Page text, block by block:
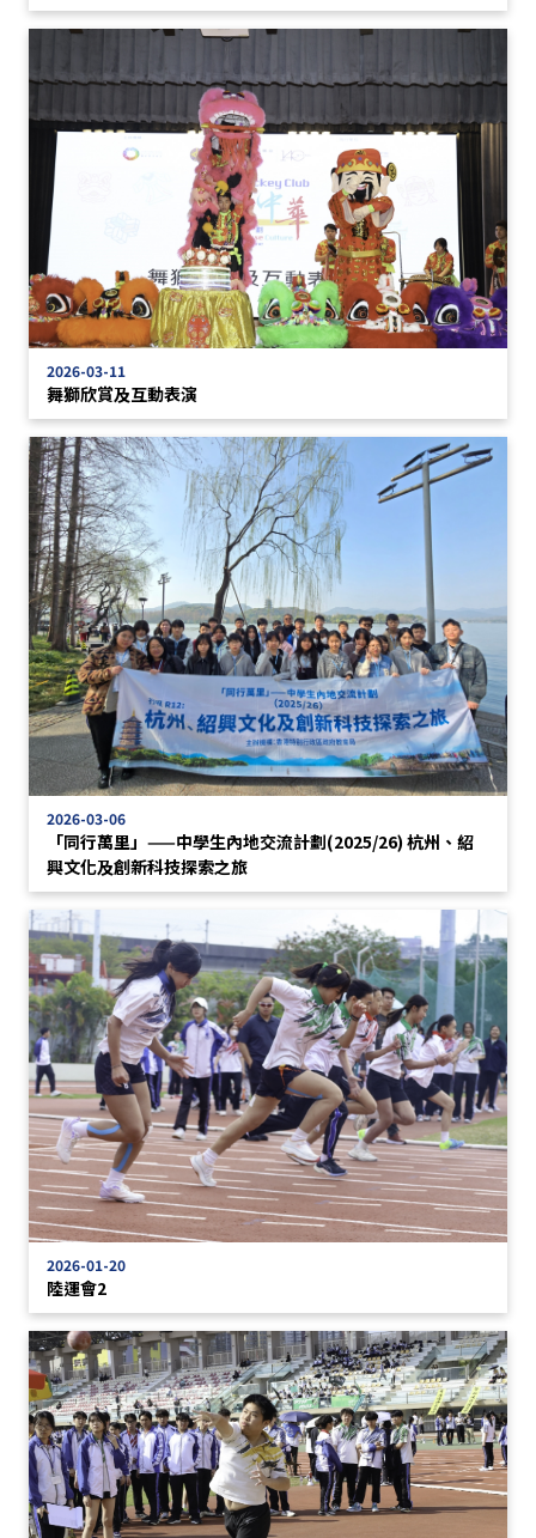
2026-03-11
舞獅欣賞及互動表演
2026-03-06
「同行萬里」——中學生內地交流計劃(2025/26) 杭州、紹
興文化及創新科技探索之旅
2026-01-20
陸運會2